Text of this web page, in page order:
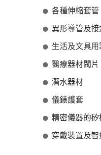
各種伸縮套管
異形導管及接
生活及文具用
醫療器材閥片
潛水器材
儀錶護套
精密儀器的矽
穿戴裝置及